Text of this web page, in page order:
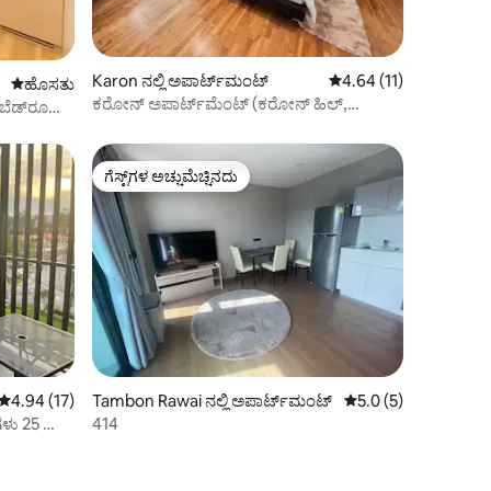
ವಾಸ್ತವ್ಯ ಹೂಡಬಹುದಾದ ಹೊಸ ಸ್ಥಳ
ಹೊಸತು
ಬೆಡ್‌ರೂಮ್,
Karon ನಲ್ಲಿ ಅಪಾರ್ಟ್‌ಮಂಟ್ 5 ರಲ್ಲಿ 4.64 ಸರಾಸರಿ
4.64 (11)
ಕರೋನ್ ಅಪಾರ್ಟ್‌ಮೆಂಟ್ (ಕರೋನ್ ಹಿಲ್,
ರಲ್ಲಿ 4.94 ಸರಾಸರಿ ರೇಟಿಂಗ್, 17 ವಿಮರ್ಶೆಗಳು
4.94 (17)
25 ಮೀ.
ಗೆಸ್ಟ್‌ಗಳ ಅಚ್ಚುಮೆಚ್ಚಿನದು
ಗೆಸ್ಟ್‌ಗಳ ಅಚ್ಚುಮೆಚ್ಚಿನದು
Tambon Rawai ನಲ್ಲಿ ಅಪಾರ್ಟ್‌ಮಂಟ್ 5 ರಲ್ಲಿ 5.0 ಸರಾಸರಿ
5.0 (5)
414